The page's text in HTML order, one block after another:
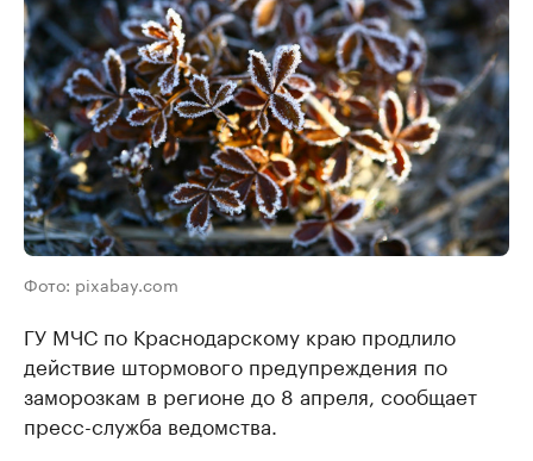
Фото: pixabay.com
ГУ МЧС по Краснодарскому краю продлило
действие штормового предупреждения по
заморозкам в регионе до 8 апреля, сообщает
пресс-служба ведомства.